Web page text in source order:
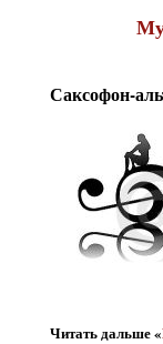
Саксофон-
Читать дальше «